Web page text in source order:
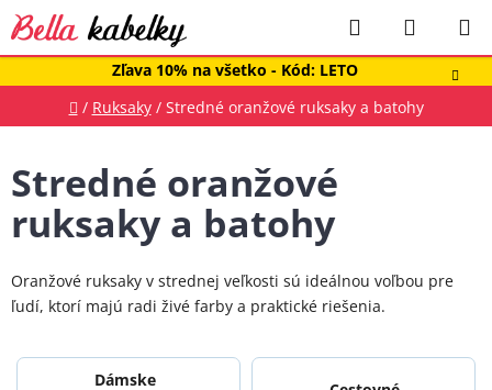
Prejsť
na
obsah
Zľava 10% na všetko - Kód: LETO
Hľadať
KOŠÍK
Domov
/ Ruksaky / Stredné oranžové ruksaky a batohy
Stredné oranžové
ruksaky a batohy
Oranžové ruksaky v strednej veľkosti sú ideálnou voľbou pre
ľudí, ktorí majú radi živé farby a praktické riešenia.
Dámske